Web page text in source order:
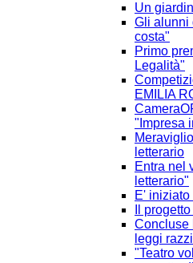
Un
Gli alunni
costa"
Primo
Legalità"
EMILIA
"Impresa
letterario
Entra nel
letterario"
E' iniziato
Il
Concluse
leggi
"Teatro